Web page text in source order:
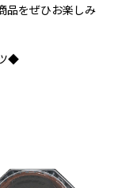
品をぜひお楽しみ
◆